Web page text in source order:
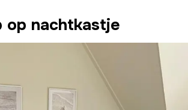
op nachtkastje